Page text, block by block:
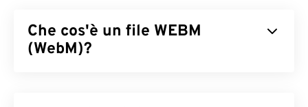
è di 40 secondi. L'unica differenza tra M4R e MPEG
4 Audio (M4A) è l'estensione del file, che consente
Che cos'è un file WEBM
(WebM)?